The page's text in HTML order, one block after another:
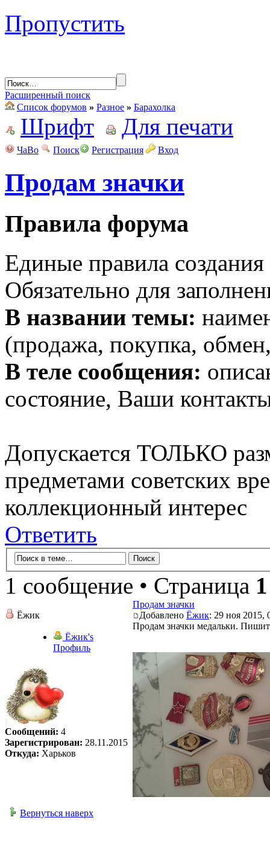
Пропустить
Расширенный поиск
Список форумов » Разное » Барахолка
Шрифт Для печати
ЧаВо Поиск Регистрация Вход
Продам значки
Правила форума
Единые правила
Обязательно для
В названии темы:
(продажа, покупка,
В теле сообщения:
состояние, Ваши
Допускается ТОЛЬКО
предметами советских
коллекционный интерес
Ответить
1 сообщение • Страница 1
Ёжик
Ёжик's
Профиль
Сообщений: 4
Зарегистрирован: 28.11.2015
Откуда: Харьков
Продам значки
Добавлено Ёжик: 29 ноя 2015,
Продам значки медальки.
Вернуться наверх